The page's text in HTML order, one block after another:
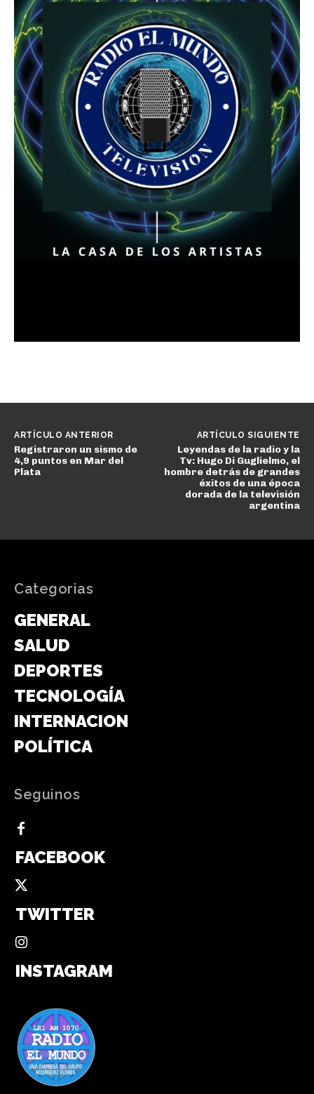
ARTÍCULO ANTERIOR
Registraron un sismo de
4,9 puntos en Mar del
Plata
ARTÍCULO SIGUIENTE
Leyendas de la radio y la
Tv: Hugo Di Guglielmo, el
hombre detrás de grandes
éxitos de una época
dorada de la televisión
argentina
Categorias
GENERAL
SALUD
DEPORTES
TECNOLOGÍA
INTERNACIONAL
POLÍTICA
Seguinos
FACEBOOK
TWITTER
INSTAGRAM